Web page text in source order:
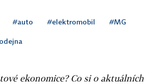
#auto #elektromobil #MG
ekonomice? Co si o aktuálních